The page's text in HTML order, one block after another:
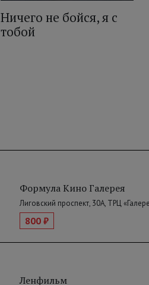
Ничего не бойся, я с
тобой
Формула Кино Галерея
Лиговский проспект, 30А, ТРЦ
800 ₽
Ленфильм